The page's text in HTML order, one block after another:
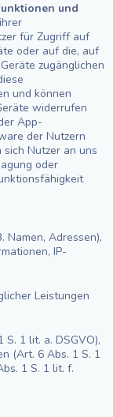
und
für Zugriff auf
oder auf die, auf
zugänglichen
und können
widerrufen
App-
der Nutzern
Nutzer an uns
oder
Namen, Adressen),
IP-
Leistungen
1 lit. a. DSGVO),
(Art. 6 Abs. 1 S. 1
1 S. 1 lit. f.